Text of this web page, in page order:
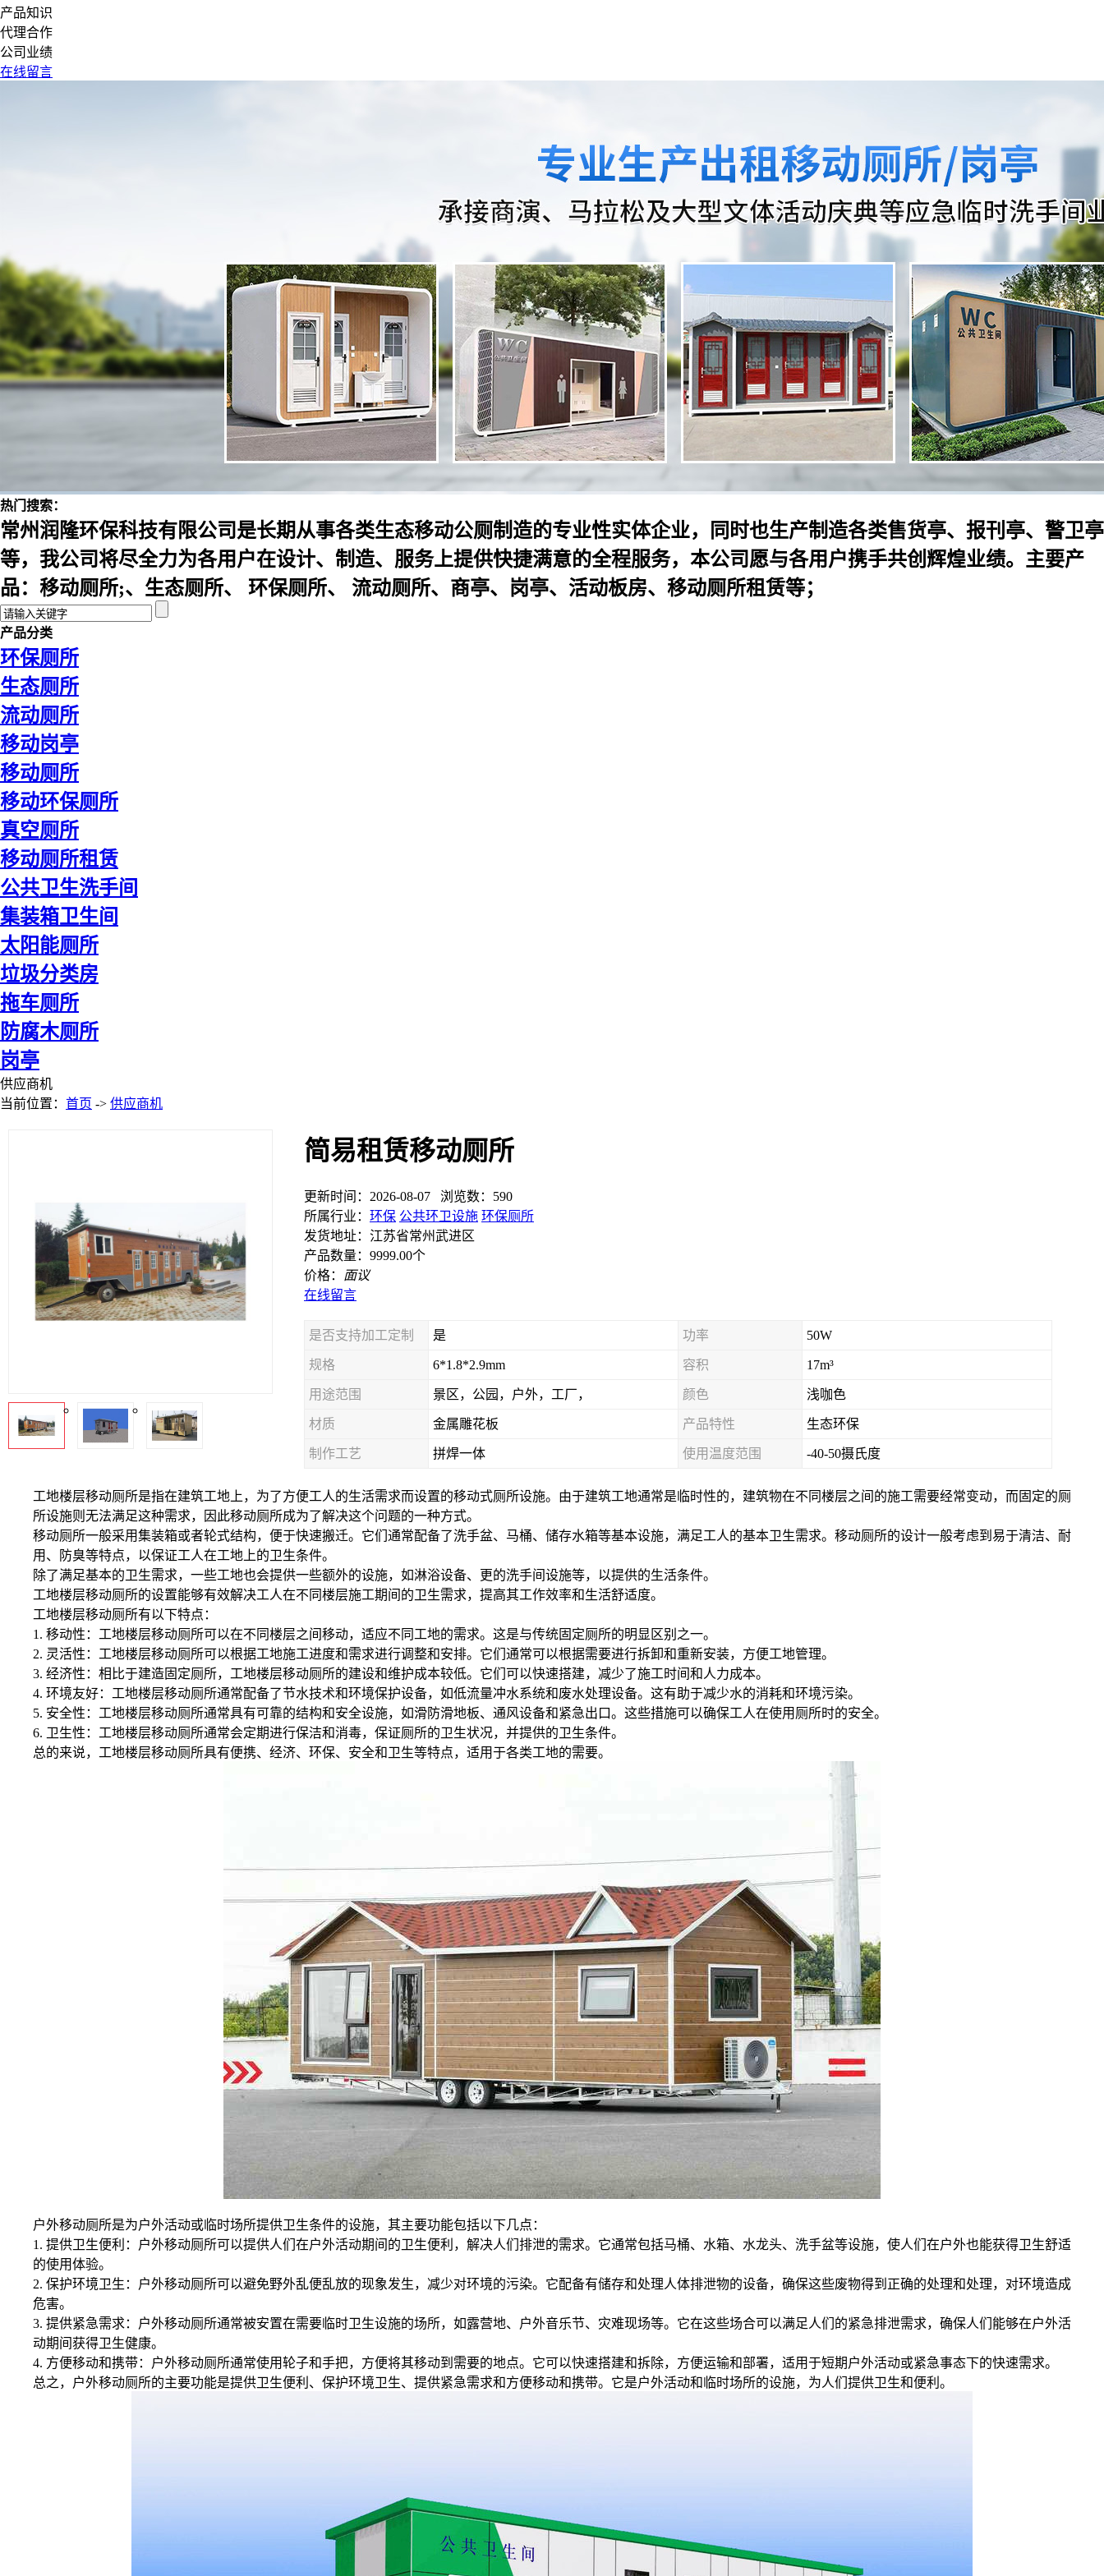
产品知识
代理合作
公司业绩
在线留言
热门搜索：
常州润隆环保科技有限公司是长期从事各类生态移动公厕制造的专业性实体企业，同时也生产制造各类售货亭、报刊亭、警卫亭
等，我公司将尽全力为各用户在设计、制造、服务上提供快捷满意的全程服务，本公司愿与各用户携手共创辉煌业绩。主要产
品：移动厕所;、生态厕所、 环保厕所、 流动厕所、商亭、岗亭、活动板房、移动厕所租赁等；
产品分类
环保厕所
生态厕所
流动厕所
移动岗亭
移动厕所
移动环保厕所
真空厕所
移动厕所租赁
公共卫生洗手间
集装箱卫生间
太阳能厕所
垃圾分类房
拖车厕所
防腐木厕所
岗亭
供应商机
当前位置： 首页 -> 供应商机
简易租赁移动厕所
更新时间：2026-08-07 浏览数：590
所属行业： 环保 公共环卫设施 环保厕所
发货地址：江苏省常州武进区
产品数量：9999.00个
价格：
面议
在线留言
是否支持加工定制 是 功率 50W
规格 6*1.8*2.9mm 容积 17m³
用途范围 景区，公园，户外，工厂， 颜色 浅咖色
材质 金属雕花板 产品特性 生态环保
制作工艺 拼焊一体 使用温度范围 -40-50摄氏度
工地楼层移动厕所是指在建筑工地上，为了方便工人的生活需求而设置的移动式厕所设施。由于建筑工地通常是临时性的，建筑物在不同楼层之间的施工需要经常变动，而固定的厕
所设施则无法满足这种需求，因此移动厕所成为了解决这个问题的一种方式。
移动厕所一般采用集装箱或者轮式结构，便于快速搬迁。它们通常配备了洗手盆、马桶、储存水箱等基本设施，满足工人的基本卫生需求。移动厕所的设计一般考虑到易于清洁、耐
用、防臭等特点，以保证工人在工地上的卫生条件。
除了满足基本的卫生需求，一些工地也会提供一些额外的设施，如淋浴设备、更的洗手间设施等，以提供的生活条件。
工地楼层移动厕所的设置能够有效解决工人在不同楼层施工期间的卫生需求，提高其工作效率和生活舒适度。
工地楼层移动厕所有以下特点：
1. 移动性：工地楼层移动厕所可以在不同楼层之间移动，适应不同工地的需求。这是与传统固定厕所的明显区别之一。
2. 灵活性：工地楼层移动厕所可以根据工地施工进度和需求进行调整和安排。它们通常可以根据需要进行拆卸和重新安装，方便工地管理。
3. 经济性：相比于建造固定厕所，工地楼层移动厕所的建设和维护成本较低。它们可以快速搭建，减少了施工时间和人力成本。
4. 环境友好：工地楼层移动厕所通常配备了节水技术和环境保护设备，如低流量冲水系统和废水处理设备。这有助于减少水的消耗和环境污染。
5. 安全性：工地楼层移动厕所通常具有可靠的结构和安全设施，如滑防滑地板、通风设备和紧急出口。这些措施可以确保工人在使用厕所时的安全。
6. 卫生性：工地楼层移动厕所通常会定期进行保洁和消毒，保证厕所的卫生状况，并提供的卫生条件。
总的来说，工地楼层移动厕所具有便携、经济、环保、安全和卫生等特点，适用于各类工地的需要。
户外移动厕所是为户外活动或临时场所提供卫生条件的设施，其主要功能包括以下几点：
1. 提供卫生便利：户外移动厕所可以提供人们在户外活动期间的卫生便利，解决人们排泄的需求。它通常包括马桶、水箱、水龙头、洗手盆等设施，使人们在户外也能获得卫生舒适
的使用体验。
2. 保护环境卫生：户外移动厕所可以避免野外乱便乱放的现象发生，减少对环境的污染。它配备有储存和处理人体排泄物的设备，确保这些废物得到正确的处理和处理，对环境造成
危害。
3. 提供紧急需求：户外移动厕所通常被安置在需要临时卫生设施的场所，如露营地、户外音乐节、灾难现场等。它在这些场合可以满足人们的紧急排泄需求，确保人们能够在户外活
动期间获得卫生健康。
4. 方便移动和携带：户外移动厕所通常使用轮子和手把，方便将其移动到需要的地点。它可以快速搭建和拆除，方便运输和部署，适用于短期户外活动或紧急事态下的快速需求。
总之，户外移动厕所的主要功能是提供卫生便利、保护环境卫生、提供紧急需求和方便移动和携带。它是户外活动和临时场所的设施，为人们提供卫生和便利。